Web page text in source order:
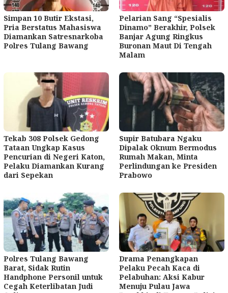
Simpan 10 Butir Ekstasi,
Pria Berstatus Mahasiswa
Diamankan Satresnarkoba
Polres Tulang Bawang
Pelarian Sang “Spesialis
Dinamo” Berakhir, Polsek
Banjar Agung Ringkus
Buronan Maut Di Tengah
Malam
Tekab 308 Polsek Gedong
Tataan Ungkap Kasus
Pencurian di Negeri Katon,
Pelaku Diamankan Kurang
dari Sepekan
Supir Batubara Ngaku
Dipalak Oknum Bermodus
Rumah Makan, Minta
Perlindungan ke Presiden
Prabowo
Polres Tulang Bawang
Barat, Sidak Rutin
Handphone Personil untuk
Cegah Keterlibatan Judi
Drama Penangkapan
Pelaku Pecah Kaca di
Pelabuhan: Aksi Kabur
Menuju Pulau Jawa